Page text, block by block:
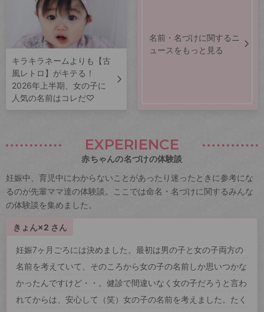
キラキラネームよりも【古
風レトロ】がキテる！
2026年上半期、女の子に
人気の名前はコレだ♡
名前・名づけに関するニ
ュースをもっと見る
EXPERIENCE
赤ちゃんの名づけの体験談
妊娠中、育児中にわからないことがあったり迷ったときに参考にな
るのが先輩ママ達の体験談。ここでは命名・名づけに関するみんな
の体験談を集めました。
きょん×2 さん
妊娠7ヶ月ごろには決めました。最初は男の子と女の子両方の
名前を考えていて、そのころから女の子の名前しか思いつかな
かったんですけど・・。健診で間違いなく女の子だろうと言わ
れてからは、安心して（笑）女の子の名前を考えました。たく